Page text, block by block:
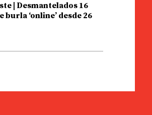
| Desmantelados 16
burla ‘online’ desde 26